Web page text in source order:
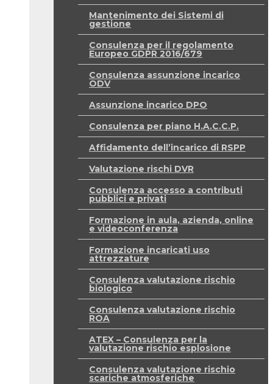
Mantenimento dei Sistemi di
gestione
Consulenza per il regolamento
Europeo GDPR 2016/679
Consulenza assunzione incarico
ODV
Assunzione incarico DPO
Consulenza per piano H.A.C.C.P.
Affidamento dell’incarico di RSPP
Valutazione rischi DVR
Consulenza accesso a contributi
pubblici e privati
Formazione in aula, azienda, online
e videoconferenza
Formazione incaricati uso
attrezzature
Consulenza valutazione rischio
biologico
Consulenza valutazione rischio
ROA
ATEX – Consulenza per la
valutazione rischio esplosione
Consulenza valutazione rischio
scariche atmosferiche